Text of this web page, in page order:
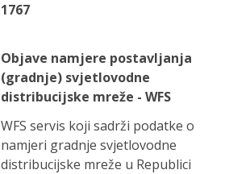
1767
Objave namjere postavljanja
(gradnje) svjetlovodne
distribucijske mreže - WFS
WFS servis koji sadrži podatke o
namjeri gradnje svjetlovodne
distribucijske mreže u Republici